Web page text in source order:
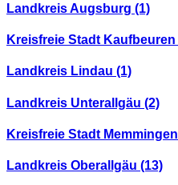
Landkreis Augsburg (1)
Kreisfreie Stadt Kaufbeuren
Landkreis Lindau (1)
Landkreis Unterallgäu (2)
Kreisfreie Stadt Memmingen
Landkreis Oberallgäu (13)